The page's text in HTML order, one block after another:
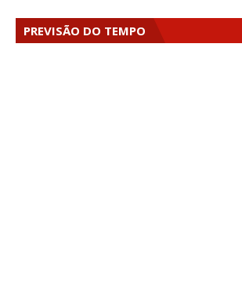
PREVISÃO DO TEMPO